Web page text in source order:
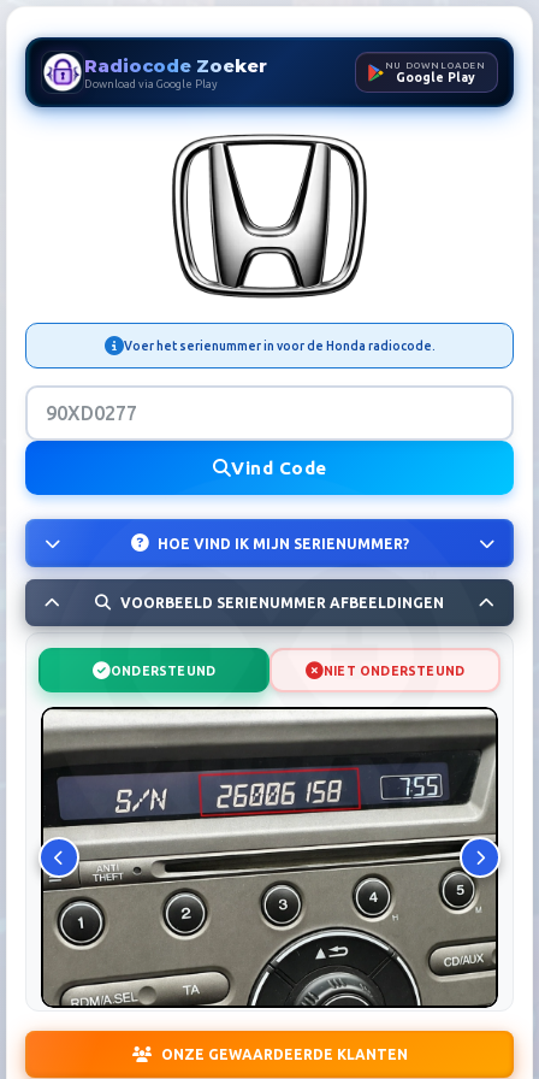
Radiocode Zoeker
Download via Google Play
NU DOWNLOADEN
Google Play
Honda Radiocode Zoeker |
Voer het serienummer in voor de Honda radiocode.
Vind Code
HOE VIND IK MIJN SERIENUMMER?
VOORBEELD SERIENUMMER AFBEELDINGEN
ONDERSTEUND NIET ONDERSTEUND
ONZE GEWAARDEERDE KLANTEN